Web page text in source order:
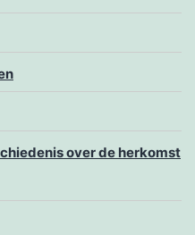
over de herkomst